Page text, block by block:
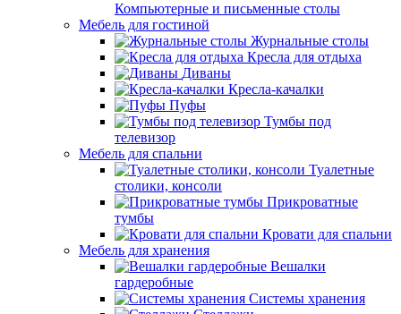
Компьютерные и письменные столы
Мебель для гостиной
Журнальные столы
Кресла для отдыха
Диваны
Кресла-качалки
Пуфы
Тумбы под
телевизор
Мебель для спальни
Туалетные
столики, консоли
Прикроватные
тумбы
Кровати для спальни
Мебель для хранения
Вешалки
гардеробные
Системы хранения